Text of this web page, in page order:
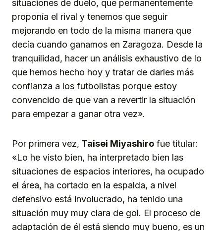
situaciones de duelo, que permanentemente
proponía el rival y tenemos que seguir
mejorando en todo de la misma manera que
decía cuando ganamos en Zaragoza. Desde la
tranquilidad, hacer un análisis exhaustivo de lo
que hemos hecho hoy y tratar de darles más
confianza a los futbolistas porque estoy
convencido de que van a revertir la situación
para empezar a ganar otra vez».
Por primera vez, Taisei Miyashiro fue titular:
«Lo he visto bien, ha interpretado bien las
situaciones de espacios interiores, ha ocupado
el área, ha cortado en la espalda, a nivel
defensivo está involucrado, ha tenido una
situación muy muy clara de gol. El proceso de
adaptación de él está siendo muy bueno, es un